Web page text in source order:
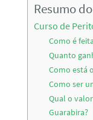
Resumo
Curso de
Como é
Quanto
Como está
Como ser
Qual o
Guarabira?